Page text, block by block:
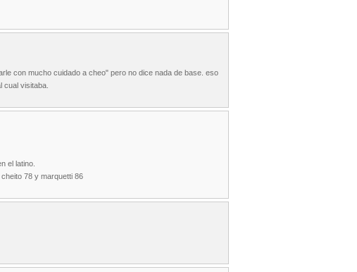
con mucho cuidado a cheo" pero no dice nada de base. eso
cual visitaba.
el latino.
78 y marquetti 86